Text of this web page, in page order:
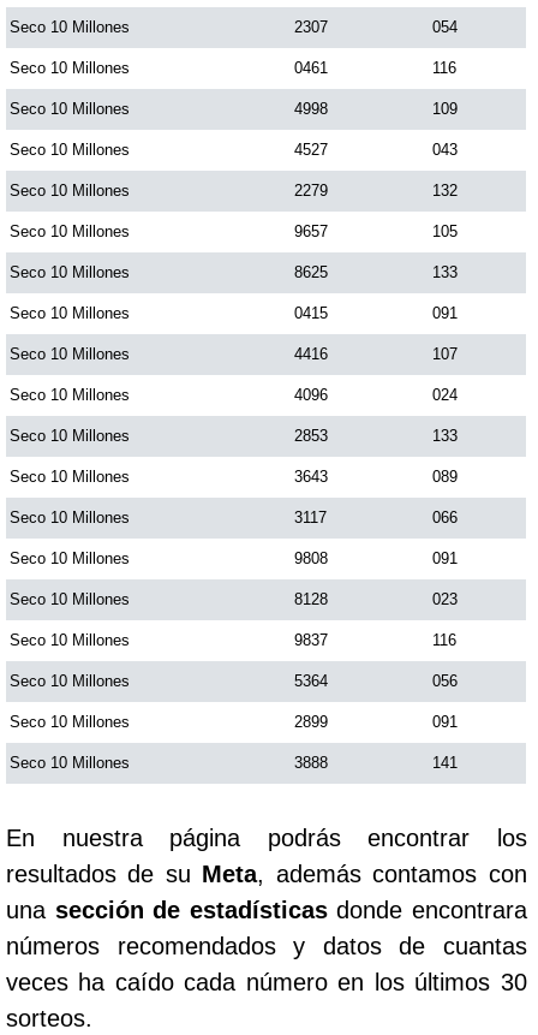
Saman de la suerte
Sinuano Día
Sinuano Noche
Super Chontico Noche
Seco 10 Millones 2307 054
Seco 10 Millones 0461 116
Seco 10 Millones 4998 109
Seco 10 Millones 4527 043
Seco 10 Millones 2279 132
Seco 10 Millones 9657 105
Seco 10 Millones 8625 133
Seco 10 Millones 0415 091
Seco 10 Millones 4416 107
Seco 10 Millones 4096 024
Seco 10 Millones 2853 133
Seco 10 Millones 3643 089
Seco 10 Millones 3117 066
Seco 10 Millones 9808 091
Seco 10 Millones 8128 023
Seco 10 Millones 9837 116
Seco 10 Millones 5364 056
Seco 10 Millones 2899 091
Seco 10 Millones 3888 141
En nuestra página podrás encontrar los
resultados de su Meta, además contamos con
una sección de estadísticasdonde encontrara
números recomendados y datos de cuantas
veces ha caído cada número en los últimos 30
sorteos.